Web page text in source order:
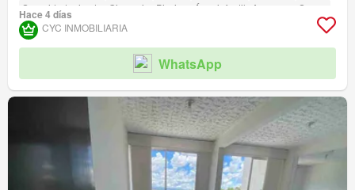
Seguridad privada
Gimnasio Piscina Área infantil Ascensor
Sauna
Jardín Vigilante
Caseta de vigilancia
Acceso para personas con discapacidad
Hace 4 días
CYC INMOBILIARIA
WhatsApp